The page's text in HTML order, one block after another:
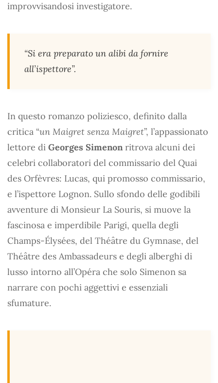
improvvisandosi investigatore.
“Si era preparato un alibi da fornire
all’ispettore”.
In questo romanzo poliziesco, definito dalla
critica “un Maigret senza Maigret”, l’appassionato
lettore di Georges Simenon ritrova alcuni dei
celebri collaboratori del commissario del Quai
des Orfèvres: Lucas, qui promosso commissario,
e l’ispettore Lognon. Sullo sfondo delle godibili
avventure di Monsieur La Souris, si muove la
fascinosa e imperdibile Parigi, quella degli
Champs-Élysées, del Théâtre du Gymnase, del
Théâtre des Ambassadeurs e degli alberghi di
lusso intorno all’Opéra che solo Simenon sa
narrare con pochi aggettivi e essenziali
sfumature.